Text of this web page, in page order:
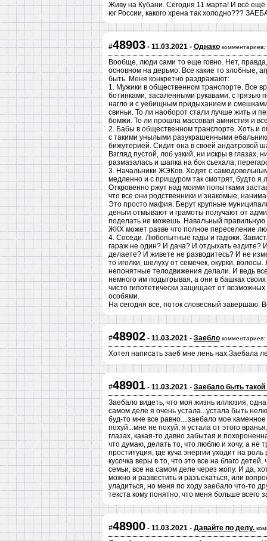
Живу на Кубани. Сегодня 11 марта! И всё
юг России, какого хрена так холодно???
#48903- 11.03.2021 - Однако комментариев:
Вообще, люди сами то еще говно. Нет,
основном на дерьмо. Все какие то злобные,
быть. Меня конкретно раздражают:
1. Мужики в общественном транспорте. Все
ботинками, засаленными рукавами, с грязью
нагло и с уебищным придыханием и
свиньи. То ли наоборот стали лучше жить и
бомжи. То ли прошла массовая амнистия и
2. Бабы в общественном транспорте. Хоть и
с такими унылыми разукрашенными
бижутерией. Сидит она в своей андатровой
Взгляд пустой, лоб узкий, ни искры в
размазалась и шапка на бок сьехала,
3. Начальники ЖЭКов. Ходят с
медленно и с прищуром так смотрят, будто я
Откровенно ржут над моими попытками
что все они родственники и знакомые,
Это просто мафия. Берут крупные
деньги отмывают и грамоты получают от
поделать не можешь. Навальный
ЖКХ может разве что полное переселение
4. Соседи. Любопытные гады и гадюки.
гараж не один? И дача? И отдыхать
делаете? И живете не разводитесь? И не
то иголки, шелуху от семечек, окурки,
непонятные телодвижения делали. И ведь
немного им подыгрывая, а они в башках
чисто гипотетически защищает от
особями.
На сегодня все, поток словесный завершаю.
#48902- 11.03.2021 - Заебло комментариев:
Хотел написать заеб мне лень нах.Заебала
#48901- 11.03.2021 - Заебало быть
Заебало видеть, что моя жизнь иллюзия,
самом деле я очень устала...устала быть
буд-то мне все равно....заебало мое
похуй...мне не похуй, я устала от этого
глазах, какая-то давно забытая и
что думаю, делать то, что люблю и хочу, а не
проституция, где куча энергии уходит на
кусочка веры в то, что это все на благо
семьи, все на самом деле через жопу. И да,
можно и развестить и разъехаться, или
уладиться, но меня по ходу заебало что-то
текста кому понятно, что меня больше всего
#48900- 11.03.2021 - Давайте по делу.